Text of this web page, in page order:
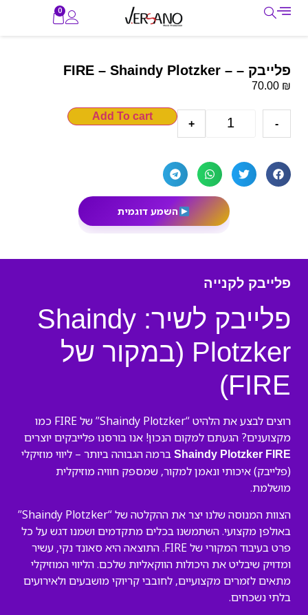
0
פלייבק – – FIRE – Shaindy Plotzker
70.00 ₪
-
+
Add To cart
השמע דוגמית
פלייבק לקנייה
פלייבק לשיר: Shaindy
Plotzker (במקור של
FIRE)
רוצים לבצע את הלהיט “Shaindy Plotzker” של FIRE כמו
מקצוענים? הגעתם למקום הנכון! אנו בורסנו פלייבקים יוצרים
Shaindy Plotzker FIRE ברמה הגבוהה ביותר – ליווי מוזיקלי
(פלייבק) איכותי ונאמן למקור, שמספק חוויה מוזיקלית
מושלמת.
הצוות המנוסה שלנו יצר את ההקלטה של “Shaindy Plotzker”
באולפן מקצועי. השתמשנו בכלים מתקדמים ושמנו דגש על כל
פרט בעיבוד המקורי של FIRE. התוצאה היא סאונד נקי, עשיר
ומדויק שיבליט את היכולות הווקאליות שלכם. הליווי המוזיקלי
מתאים לזמרים מקצועיים, לחובבי קריוקי מושבעים ולאירועים
בלתי נשכחים.